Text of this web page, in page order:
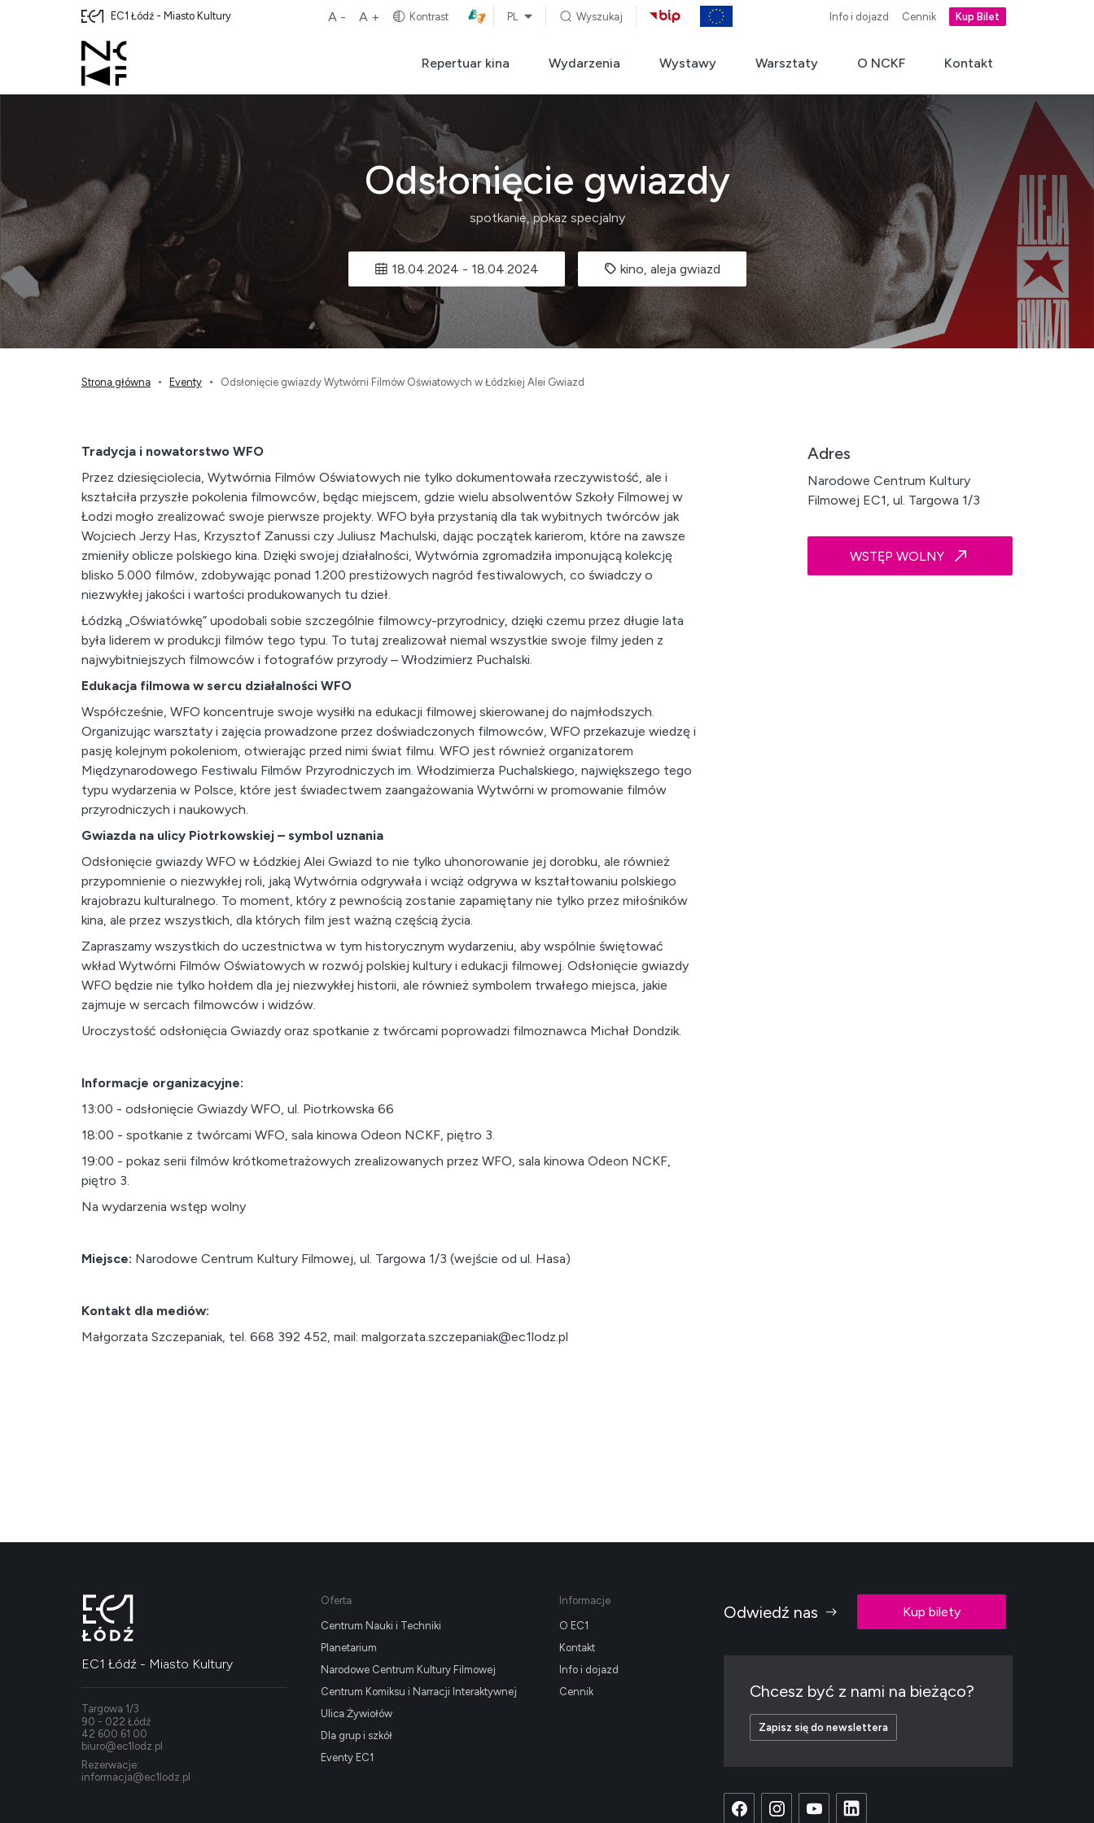
EC1 Łódź - Miasto Kultury A - A + Kontrast PL Wyszukaj Info i dojazd Cennik Kup Bilet
Repertuar kina Wydarzenia Wystawy Warsztaty O NCKF Kontakt
Odsłonięcie gwiazdy
spotkanie, pokaz specjalny
18.04.2024 - 18.04.2024 kino, aleja gwiazd
Strona główna Eventy Odsłonięcie gwiazdy Wytwórni Filmów Oświatowych w Łódzkiej Alei Gwiazd
Tradycja i nowatorstwo WFO
Przez dziesięciolecia, Wytwórnia Filmów Oświatowych nie tylko dokumentowała rzeczywistość, ale i
kształciła przyszłe pokolenia filmowców, będąc miejscem, gdzie wielu absolwentów Szkoły Filmowej w
Łodzi mogło zrealizować swoje pierwsze projekty. WFO była przystanią dla tak wybitnych twórców jak
Wojciech Jerzy Has, Krzysztof Zanussi czy Juliusz Machulski, dając początek karierom, które na zawsze
zmieniły oblicze polskiego kina. Dzięki swojej działalności, Wytwórnia zgromadziła imponującą kolekcję
blisko 5.000 filmów, zdobywając ponad 1.200 prestiżowych nagród festiwalowych, co świadczy o
niezwykłej jakości i wartości produkowanych tu dzieł.
Łódzką „Oświatówkę” upodobali sobie szczególnie filmowcy-przyrodnicy, dzięki czemu przez długie lata
była liderem w produkcji filmów tego typu. To tutaj zrealizował niemal wszystkie swoje filmy jeden z
najwybitniejszych filmowców i fotografów przyrody – Włodzimierz Puchalski.
Edukacja filmowa w sercu działalności WFO
Współcześnie, WFO koncentruje swoje wysiłki na edukacji filmowej skierowanej do najmłodszych.
Organizując warsztaty i zajęcia prowadzone przez doświadczonych filmowców, WFO przekazuje wiedzę i
pasję kolejnym pokoleniom, otwierając przed nimi świat filmu. WFO jest również organizatorem
Międzynarodowego Festiwalu Filmów Przyrodniczych im. Włodzimierza Puchalskiego, największego tego
typu wydarzenia w Polsce, które jest świadectwem zaangażowania Wytwórni w promowanie filmów
przyrodniczych i naukowych.
Gwiazda na ulicy Piotrkowskiej – symbol uznania
Odsłonięcie gwiazdy WFO w Łódzkiej Alei Gwiazd to nie tylko uhonorowanie jej dorobku, ale również
przypomnienie o niezwykłej roli, jaką Wytwórnia odgrywała i wciąż odgrywa w kształtowaniu polskiego
krajobrazu kulturalnego. To moment, który z pewnością zostanie zapamiętany nie tylko przez miłośników
kina, ale przez wszystkich, dla których film jest ważną częścią życia.
Zapraszamy wszystkich do uczestnictwa w tym historycznym wydarzeniu, aby wspólnie świętować
wkład Wytwórni Filmów Oświatowych w rozwój polskiej kultury i edukacji filmowej. Odsłonięcie gwiazdy
WFO będzie nie tylko hołdem dla jej niezwykłej historii, ale również symbolem trwałego miejsca, jakie
zajmuje w sercach filmowców i widzów.
Uroczystość odsłonięcia Gwiazdy oraz spotkanie z twórcami poprowadzi filmoznawca Michał Dondzik.
Informacje organizacyjne:
13:00 - odsłonięcie Gwiazdy WFO, ul. Piotrkowska 66
18:00 - spotkanie z twórcami WFO, sala kinowa Odeon NCKF, piętro 3.
19:00 - pokaz serii filmów krótkometrażowych zrealizowanych przez WFO, sala kinowa Odeon NCKF,
piętro 3.
Na wydarzenia wstęp wolny
Miejsce: Narodowe Centrum Kultury Filmowej, ul. Targowa 1/3 (wejście od ul. Hasa)
Kontakt dla mediów:
Małgorzata Szczepaniak, tel. 668 392 452, mail: malgorzata.szczepaniak@ec1lodz.pl
Adres
Narodowe Centrum Kultury
Filmowej EC1, ul. Targowa 1/3
WSTĘP WOLNY
EC1 Łódź - Miasto Kultury
Targowa 1/3
90 - 022 Łódź
42 600 61 00
biuro@ec1lodz.pl
Rezerwacje:
informacja@ec1lodz.pl
Oferta
Centrum Nauki i Techniki
Planetarium
Narodowe Centrum Kultury Filmowej
Centrum Komiksu i Narracji Interaktywnej
Ulica Żywiołów
Dla grup i szkół
Eventy EC1
Informacje
O EC1
Kontakt
Info i dojazd
Cennik
Odwiedź nas Kup bilety
Chcesz być z nami na bieżąco?
Zapisz się do newslettera